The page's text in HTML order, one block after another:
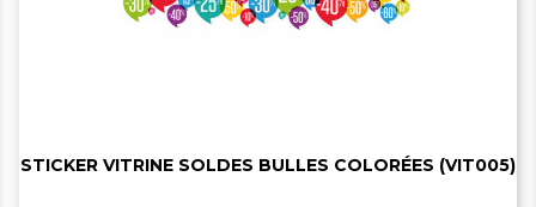
STICKER VITRINE SOLDES BULLES COLORÉES (VIT005)